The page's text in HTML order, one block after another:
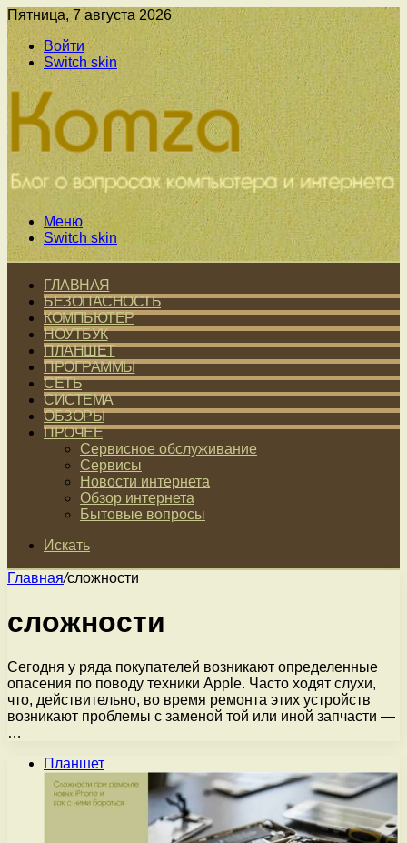
Пятница, 7 августа 2026
Войти
Switch skin
Меню
Switch skin
ГЛАВНАЯ
БЕЗОПАСНОСТЬ
КОМПЬЮТЕР
НОУТБУК
ПЛАНШЕТ
ПРОГРАММЫ
СЕТЬ
СИСТЕМА
ОБЗОРЫ
ПРОЧЕЕ
Сервисное обслуживание
Сервисы
Новости интернета
Обзор интернета
Бытовые вопросы
Искать
Главная/сложности
сложности
Сегодня у ряда покупателей возникают определенные
опасения по поводу техники Apple. Часто ходят слухи,
что, действительно, во время ремонта этих устройств
возникают проблемы с заменой той или иной запчасти —
…
Планшет